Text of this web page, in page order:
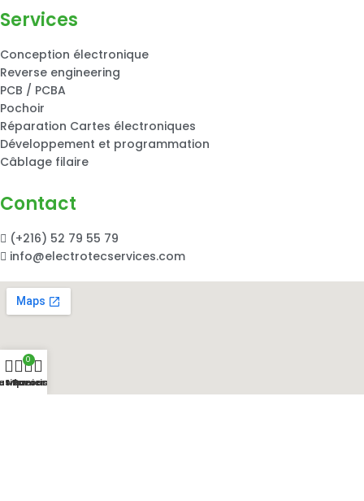
Services
Conception électronique
Reverse engineering
PCB / PCBA
Pochoir
Réparation Cartes électroniques
Développement et programmation
Câblage filaire
Contact
(+216) 52 79 55 79
info@electrotecservices.com
favoris
0
Panier
Mon compte